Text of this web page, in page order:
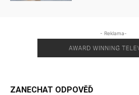
- Reklama-
ZANECHAT ODPOVĚĎ